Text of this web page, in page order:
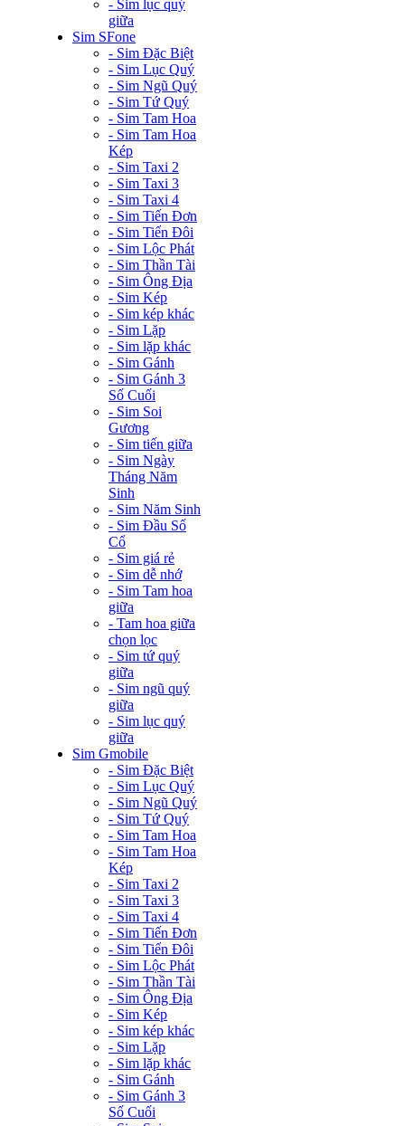
- Sim lục quý
giữa
Sim SFone
- Sim Đặc Biệt
- Sim Lục Quý
- Sim Ngũ Quý
- Sim Tứ Quý
- Sim Tam Hoa
- Sim Tam Hoa
Kép
- Sim Taxi 2
- Sim Taxi 3
- Sim Taxi 4
- Sim Tiến Đơn
- Sim Tiến Đôi
- Sim Lộc Phát
- Sim Thần Tài
- Sim Ông Địa
- Sim Kép
- Sim kép khác
- Sim Lặp
- Sim lặp khác
- Sim Gánh
- Sim Gánh 3
Số Cuối
- Sim Soi
Gương
- Sim tiến giữa
- Sim Ngày
Tháng Năm
Sinh
- Sim Năm Sinh
- Sim Đầu Số
Cổ
- Sim giá rẻ
- Sim dễ nhớ
- Sim Tam hoa
giữa
- Tam hoa giữa
chọn lọc
- Sim tứ quý
giữa
- Sim ngũ quý
giữa
- Sim lục quý
giữa
Sim Gmobile
- Sim Đặc Biệt
- Sim Lục Quý
- Sim Ngũ Quý
- Sim Tứ Quý
- Sim Tam Hoa
- Sim Tam Hoa
Kép
- Sim Taxi 2
- Sim Taxi 3
- Sim Taxi 4
- Sim Tiến Đơn
- Sim Tiến Đôi
- Sim Lộc Phát
- Sim Thần Tài
- Sim Ông Địa
- Sim Kép
- Sim kép khác
- Sim Lặp
- Sim lặp khác
- Sim Gánh
- Sim Gánh 3
Số Cuối